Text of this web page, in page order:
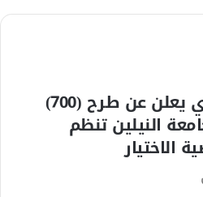
ديوان الزكاة الاتحادي يعلن عن طرح (700)
النيلين تنظم
الاختيار